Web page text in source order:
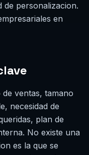
de personalizacion.
en
ventas, tamano
necesidad de
plan de
No existe una
es la que se